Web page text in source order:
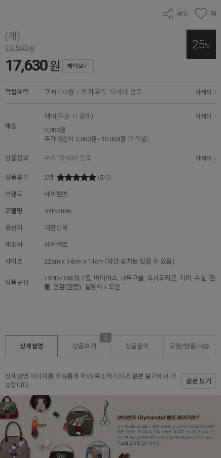
공유 찜
(개)
25%
23,500원
17,630원 혜택보기
적립혜택 구매 177원 | 후기 우측 '자세히' 참조 자세히
배송
택배(주문 시 결제 ) 자세히
3,000원
추가배송비 3,000원~10,000원 (지역별)
상품정보 우측 '자세히' 참조 자세히
상품후기 2명 (5/5)
브랜드 바이핸즈
모델명 BYP-2890
원산지 대한민국
제조사 바이핸즈
사이즈 22cm x 14cm x 11cm (약간 오차는 있을 수 있음)
상품구성
EYPD-D58 외 2종, 바이어스, 나무구슬, 오시도리끈, 지퍼, 수실, 핸
들, 안감(랜덤), 설명서 + 도안
상세설명 상품후기
2
상품문의 교환/반품/배송
상세설명 이미지를 자유롭게 확대/축소하시려면 원본 보기 에서 가
능합니다.
원본 보기